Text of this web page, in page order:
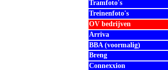
Tramfoto's
Treinenfoto's
OV bedrijven
Arriva
BBA (voormalig)
Breng
Connexxion